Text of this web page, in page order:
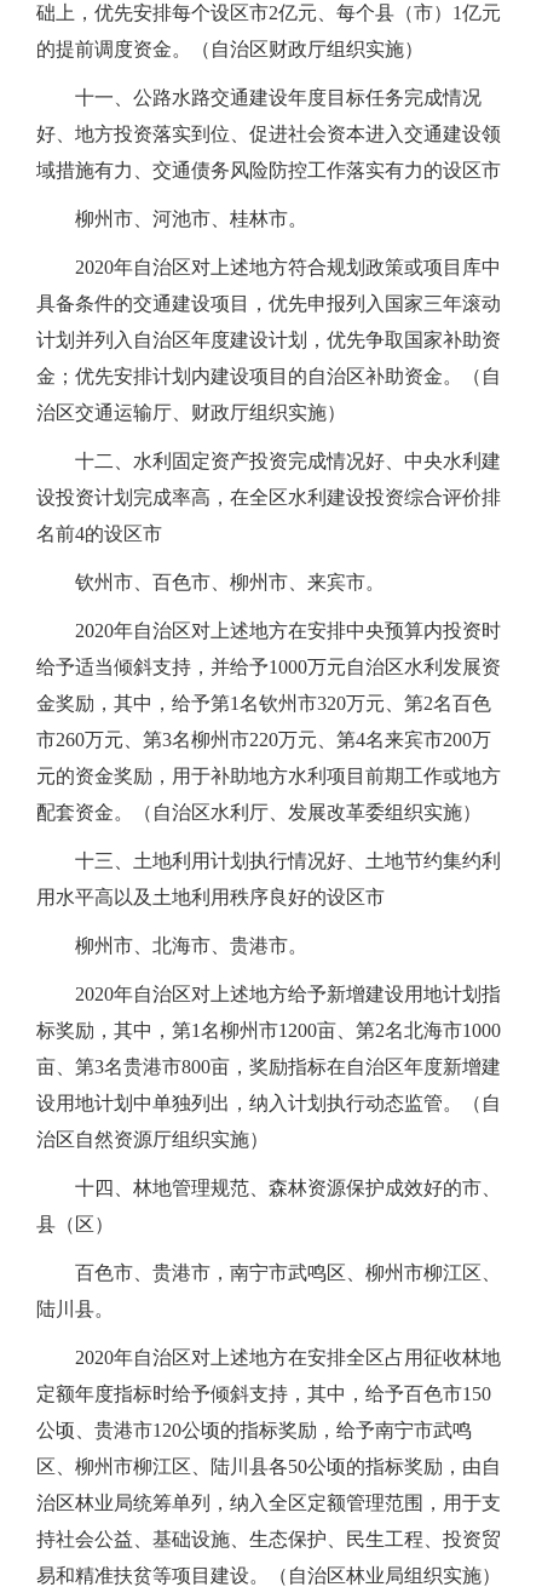
础上，优先安排每个设区市2亿元、每个县（市）1亿元
的提前调度资金。（自治区财政厅组织实施）
十一、公路水路交通建设年度目标任务完成情况
好、地方投资落实到位、促进社会资本进入交通建设领
域措施有力、交通债务风险防控工作落实有力的设区市
柳州市、河池市、桂林市。
2020年自治区对上述地方符合规划政策或项目库中
具备条件的交通建设项目，优先申报列入国家三年滚动
计划并列入自治区年度建设计划，优先争取国家补助资
金；优先安排计划内建设项目的自治区补助资金。（自
治区交通运输厅、财政厅组织实施）
十二、水利固定资产投资完成情况好、中央水利建
设投资计划完成率高，在全区水利建设投资综合评价排
名前4的设区市
钦州市、百色市、柳州市、来宾市。
2020年自治区对上述地方在安排中央预算内投资时
给予适当倾斜支持，并给予1000万元自治区水利发展资
金奖励，其中，给予第1名钦州市320万元、第2名百色
市260万元、第3名柳州市220万元、第4名来宾市200万
元的资金奖励，用于补助地方水利项目前期工作或地方
配套资金。（自治区水利厅、发展改革委组织实施）
十三、土地利用计划执行情况好、土地节约集约利
用水平高以及土地利用秩序良好的设区市
柳州市、北海市、贵港市。
2020年自治区对上述地方给予新增建设用地计划指
标奖励，其中，第1名柳州市1200亩、第2名北海市1000
亩、第3名贵港市800亩，奖励指标在自治区年度新增建
设用地计划中单独列出，纳入计划执行动态监管。（自
治区自然资源厅组织实施）
十四、林地管理规范、森林资源保护成效好的市、
县（区）
百色市、贵港市，南宁市武鸣区、柳州市柳江区、
陆川县。
2020年自治区对上述地方在安排全区占用征收林地
定额年度指标时给予倾斜支持，其中，给予百色市150
公顷、贵港市120公顷的指标奖励，给予南宁市武鸣
区、柳州市柳江区、陆川县各50公顷的指标奖励，由自
治区林业局统筹单列，纳入全区定额管理范围，用于支
持社会公益、基础设施、生态保护、民生工程、投资贸
易和精准扶贫等项目建设。（自治区林业局组织实施）